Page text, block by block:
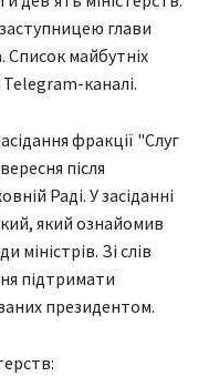
глави
Список майбутніх
Telegram-каналі.
фракції "Слуг
після
Раді. У засіданні
який ознайомив
міністрів. Зі слів
підтримати
президентом.